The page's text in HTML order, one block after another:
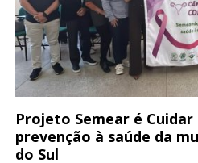
Projeto Semear é
prevenção à saúde da
do Sul